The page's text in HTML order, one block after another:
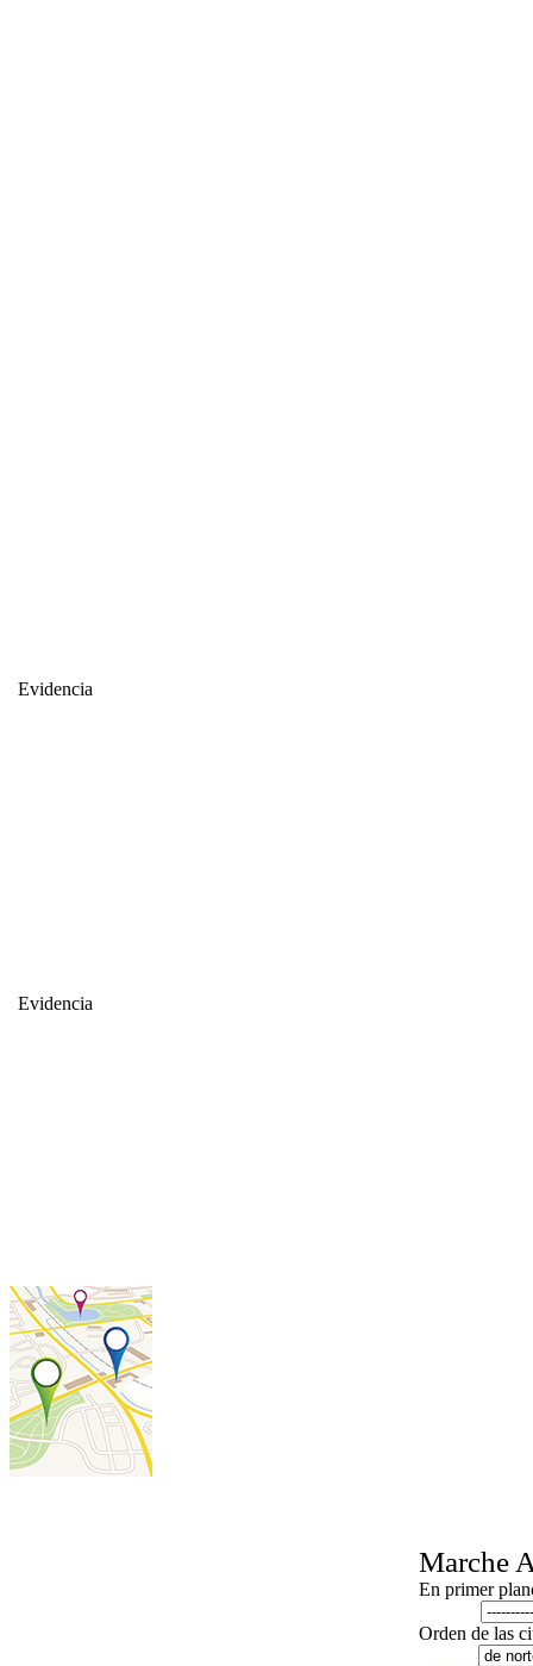
Evidencia
Evidencia
Marche
En primer
Orden de las